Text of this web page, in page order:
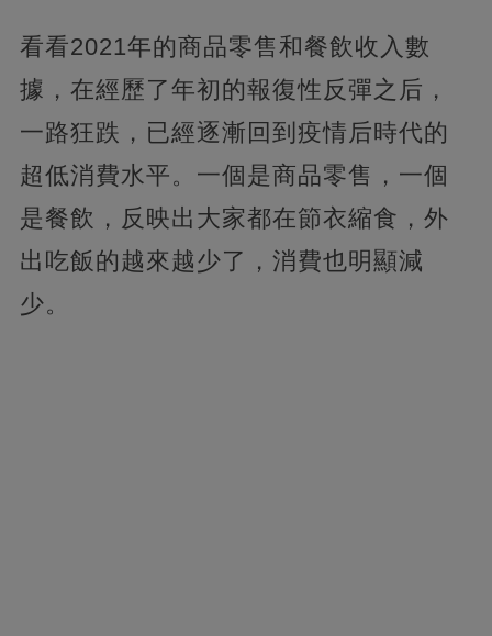
看看2021年的商品零售和餐飲收入數
據，在經歷了年初的報復性反彈之后，
一路狂跌，已經逐漸回到疫情后時代的
超低消費水平。一個是商品零售，一個
是餐飲，反映出大家都在節衣縮食，外
出吃飯的越來越少了，消費也明顯減
少。